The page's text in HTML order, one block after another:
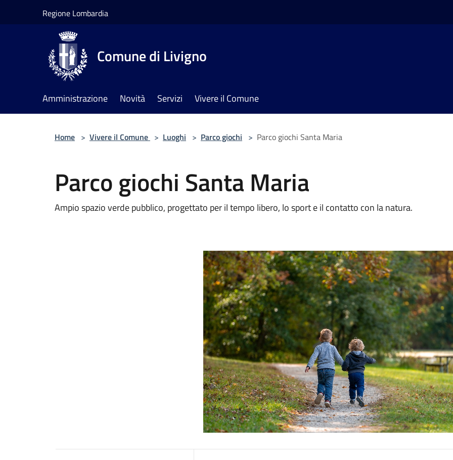
Regione Lombardia
Comune di Livigno
Amministrazione Novità Servizi Vivere il Comune
Home > Vivere il Comune > Luoghi > Parco giochi > Parco giochi Santa Maria
Parco giochi Santa Maria
Ampio spazio verde pubblico, progettato per il tempo libero, lo sport e il contatto con la natura.